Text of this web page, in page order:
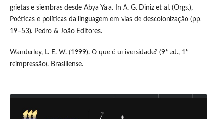
grietas e siembras desde Abya Yala. In A. G. Diniz et al. (Orgs.),
Poéticas e políticas da linguagem em vias de descolonização (pp.
19–53). Pedro & João Editores.
Wanderley, L. E. W. (1999). O que é universidade? (9ª ed., 1ª
reimpressão). Brasiliense.